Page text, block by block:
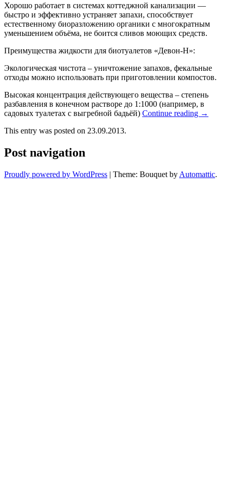
Хорошо работает в системах коттеджной канализации —
быстро и эффективно устраняет запахи, способствует
естественному биоразложению органики с многократным
уменьшением объёма, не боится сливов моющих средств.
Преимущества жидкости для биотуалетов «Девон-Н»:
Экологическая чистота – уничтожение запахов, фекальные
отходы можно использовать при приготовлении компостов.
Высокая концентрация действующего вещества – степень
разбавления в конечном растворе до 1:1000 (например, в
садовых туалетах с выгребной бадьёй) Continue reading →
This entry was posted on 23.09.2013.
Post navigation
Proudly powered by WordPress | Theme: Bouquet by Automattic.